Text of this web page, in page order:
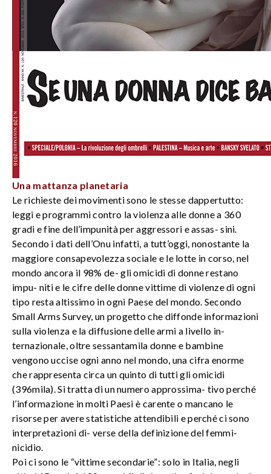
Una mattanza planetaria
Le richieste dei movimenti sono le stesse dappertutto:
leggi e programmi contro la violenza alle donne a 360
gradi e fine dell’impunità per aggressori e assas- sini.
Secondo i dati dell’Onu infatti, a tutt’oggi, nonostante la
maggiore consapevolezza sociale e le lotte in corso, nel
mondo ancora il 98% de- gli omicidi di donne restano
impu- niti e le cifre delle donne vittime di violenze di ogni
tipo resta altissimo in ogni Paese del mondo. Secondo
Small Arms Survey, un progetto che diffonde informazioni
sulla violenza e la diffusione delle armi a livello in-
ternazionale, oltre sessantamila donne e bambine
vengono uccise ogni anno nel mondo, una cifra enorme
che rappresenta circa un quinto di tutti gli omicidi
(396mila). Si tratta di un numero approssima- tivo perché
l’informazione in molti Paesi è carente o mancano le
risorse per avere statistiche attendibili e perché ci sono
interpretazioni di- verse della definizione del femmi-
nicidio.
Poi ci sono le “vittime secondarie”: solo in Italia, negli